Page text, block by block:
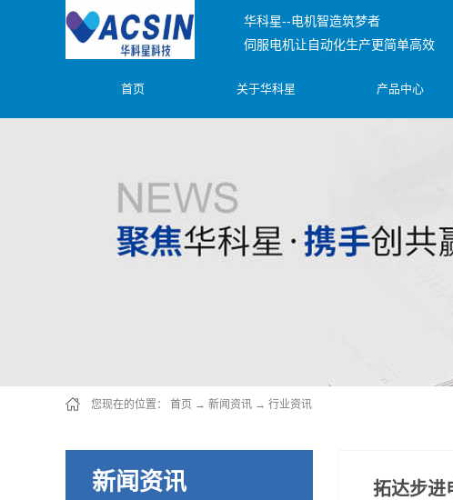
华科星--电机智造筑梦者
伺服电机让自动化生产更简单高效
首页 关于华科星 产品中心
您现在的位置： 首页 → 新闻资讯 → 行业资讯
新闻资讯 拓达步进